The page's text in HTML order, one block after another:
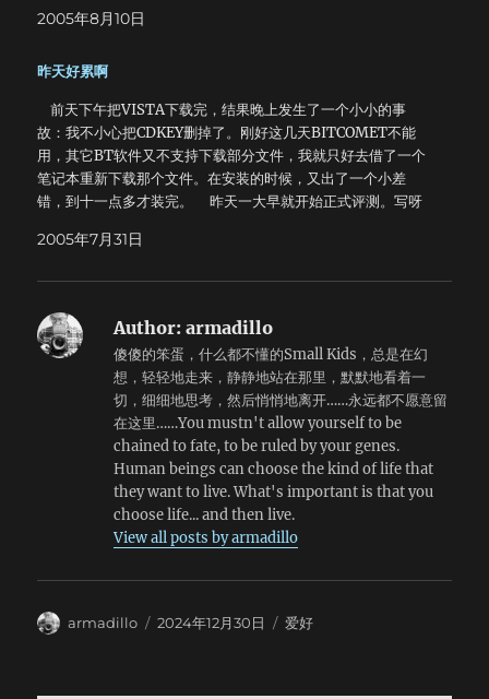
也就在最后跟着大家慢慢爬。 阶梯消失了。由于阳光的关
人绊倒。不禁想起前年去武都时的情形，呵呵，那次险些连命
都没了。爬了一阵，刺眼的阳光从乌云的缝隙中透过来，晃得
人睁不开眼。旁边的山谷里云朵正借着阳光把影子投下来，对
比强烈的图案随着风在山壁上游移，不断变化着形状。在我的
记忆中，这也许是高原才有的景象。海拔4500，感觉似乎并不
那么强烈。但道路两旁已经没有野草了，那些发绿发青的都是
命，同时也保证我不会掉下去。只要云翳遮住太阳，从山顶上
越强烈。已经有人爬不动了，其他人只好先上去，我在后边陪
着一起爬。说真的，当一个人身处这样的荒野深处时，我并不
会觉得恐惧，而是一种发自内心的平静，真的很想就这样永远
留在这里，一个人。这里没有数，没有草，甚至，没有生命。
也许这正是一种求之而不得的宁静。Metal Gear中不论Grey
Fox还是Sinper Wolf，不论他们是在寻找还是等待，他们都希
望能够遇到可以杀死自己的人，渴望真正的平静。但是，当这
份礼物真的摆在你面前时，你真的有勇气去打开它么？ 山
路并不是很陡，但是我们爬得很慢。前边得人已经看不到了，
我只能目送他们的背影消失在风雪中。风好大啊，嗖嗖地响，
积雪被吹得四处飘扬，洒在我得脸上，渐渐地就看不清了。
Sniper Wolf当时也是躺在这样的雪地里啊，这山里有狼吗，
吧。虽然没有吃饭，但是今天体力保持的还不错，海拔4700还
没有特别痛苦的感觉，只是左腿有些沉。我向上爬一段，等后
边的人一会，看着她爬上来了，转身继续向上爬。我们在寂无
找到座位，安顿下来大家就开始打扑克。到了午夜，渐渐有些
李。好漫长的黑夜，趴在桌子上，转过头去看着车窗外漆黑的
淡淡的白光在车窗上映出一圈圈模糊的光晕。我把鼻尖贴在玻
璃上，眼前只剩下黑黑的一片，凉凉的，有一点腥味。这么晚
了，大家都已经睡着了吧，为什么我总是睡不着呢？不知道。
偶尔在外边可以看到一抹亮光，还没来得急看清楚，就被火车
甩到后边去了。想起去年七月份去北京的时候，那天晚上胃很
痛，于是披了一件衣服坐在车窗边听火车隆隆地以每小时六十
吧，永远都不要醒来。 终于熬到了天亮。很可惜，这次依然
然顽强地生长着。九点多钟，大家都醒了，快到嘉峪关市了。
昨天晚上没有睡觉，今天还有一天的行程，这下可惨了。就这
样想着，突然火车停了。抬头一看，站台上赫然写着“嘉峪关
站”！这么快就到了？胡乱收拾好东西慌不择路地跳下了火
车。 原以为火车晚点，所以接我们的车还没有来。在车站前
的广场上等了大概一刻钟的样子，地主们就翩然而至了。出城
之后，汽车向着戈壁深处疾驰，远远地还可以看到有火车宛如
长龙般委蛇而行。天边是连绵起伏的祁连雪山，矮矮地横在那
里。那就是雪山么？以前似乎有很多次我都曾有机会接近她，
但是……最终还是放弃了。这次我真的能够来到雪山脚下么？我
不知道。也许得不到的东西更美。 路开始变得笔直，两边的
山崖开始变得陡峭，我们正驶向祁连深处。车停在一处草坡
阳光洒在皑皑白雪上，与后边墨色的天空形成了强烈的对比。
的那一边，真的是一个我们无从知晓的世界么？ 这些问题也
2005年8月10日
昨天好累啊
前天下午把VISTA下载完，结果晚上发生了一个小小的事
故：我不小心把CDKEY删掉了。刚好这几天BITCOMET不能
用，其它BT软件又不支持下载部分文件，我就只好去借了一个
笔记本重新下载那个文件。在安装的时候，又出了一个小差
错，到十一点多才装完。 昨天一大早就开始正式评测。写呀
色的雾弥漫在每一条街道上。天色阴得有些发黑。 回来的路
从四周吹过来，全身很快就湿透了。再也没有什么可以担心的
了，就让雨来吧。 雨 冷冷的空气 湿红的眼眶里 装满忧郁 默默
的聆听 窗外这场大雨下个不停 伞下还有你的痕迹 勉强撑过这
场雨 我却没有更多勇气 坚强过这一个雨季 单薄的伞下那是多
么孤寂 听雨的声音 滂沱大雨竟如此的孤寂 我陪雨哭泣 雨却还
不肯停 寂寞的人才懂雨的心情 雨反覆唱著熟悉旋律 用悲伤的
心情 听雨的声音 仿佛谁在哭泣 倾盆大雨淋湿我的爱情 雨模糊
记忆 我忘记了冷静 是经历艰辛才能走到如今 这漫长的路还有
多少 泥泞 还没有晾乾的外衣 闷在寂寞的房里 面对明天沉重的
心 悬挂著伤感的水滴 你我的爱似乎等不到天晴 听雨的声音 是
难过的心情 我的泪飘进冷冷的雨里 雨何时才停 伤何时能痊愈
2005年7月31日
Author: armadillo
傻傻的笨蛋，什么都不懂的Small Kids，总是在幻
想，轻轻地走来，静静地站在那里，默默地看着一
切，细细地思考，然后悄悄地离开……永远都不愿意留
在这里……You mustn't allow yourself to be
chained to fate, to be ruled by your genes.
Human beings can choose the kind of life that
they want to live. What's important is that you
choose life... and then live.
View all posts by armadillo
Author
armadillo
Posted
2024年12月30日 Categories
爱好